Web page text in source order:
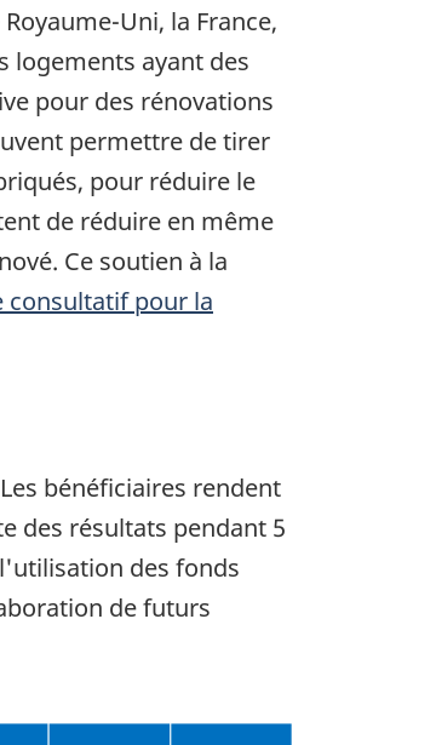
Uni, la France,
logements ayant des
pour des rénovations
permettre de tirer
pour réduire le
de réduire en même
Ce soutien à la
consultatif pour la
bénéficiaires rendent
des résultats pendant 5
des fonds
de futurs